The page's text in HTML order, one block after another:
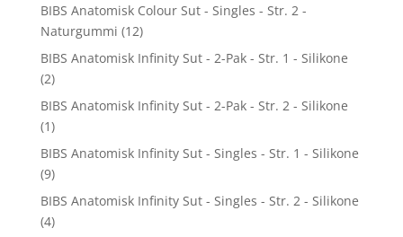
BIBS Anatomisk Colour Sut - Singles - Str. 2 -
Naturgummi (12)
BIBS Anatomisk Infinity Sut - 2-Pak - Str. 1 - Silikone
(2)
BIBS Anatomisk Infinity Sut - 2-Pak - Str. 2 - Silikone
(1)
BIBS Anatomisk Infinity Sut - Singles - Str. 1 - Silikone
(9)
BIBS Anatomisk Infinity Sut - Singles - Str. 2 - Silikone
(4)